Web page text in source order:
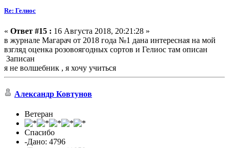
Re: Гелиос
« Ответ #15 : 16 Августа 2018, 20:21:28 »
в журнале Магарач от 2018 года №1 дана интересная на мой
взгляд оценка розовоягодных сортов и Гелиос там описан
Записан
я не волшебник , я хочу учиться
Александр Ковтунов
Ветеран
Спасибо
-Дано: 4796